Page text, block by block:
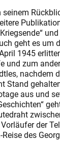
und
geht es um
1945
und zum
nachdem
Stand
aus und
der
des